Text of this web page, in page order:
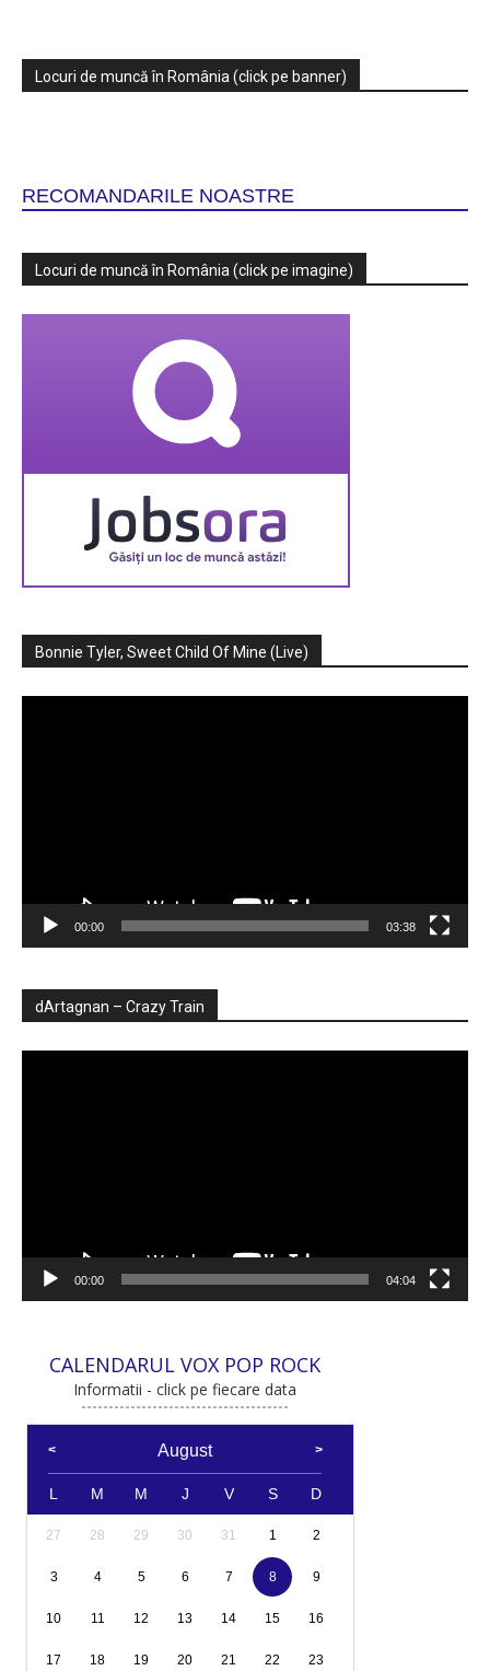
Locuri de muncă în România (click pe banner)
RECOMANDARILE NOASTRE
Locuri de muncă în România (click pe imagine)
Bonnie Tyler, Sweet Child Of Mine (Live)
00:00 03:38
dArtagnan – Crazy Train
00:00 04:04
CALENDARUL VOX POP ROCK
Informatii - click pe fiecare data
August
L M M J V S D
27 28 29 30 31 1 2
3 4 5 6 7 8 9
10 11 12 13 14 15 16
17 18 19 20 21 22 23